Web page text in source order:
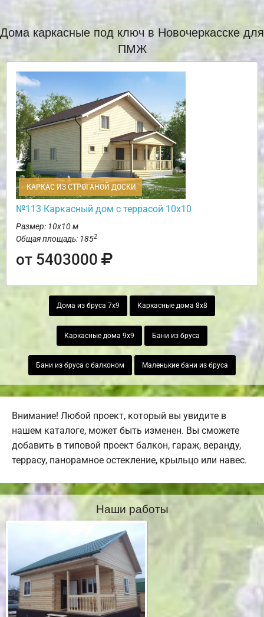
Дома каркасные под ключ в Новочеркасске для
ПМЖ
КАРКАС ИЗ СТРОГАНОЙ ДОСКИ
№113 Каркасный дом с террасой 10х10
Размер: 10х10 м
Общая площадь: 1852
от 5403000
Дома из бруса 7х9 Каркасные дома 8х8
Каркасные дома 9х9 Бани из бруса
Бани из бруса с балконом Маленькие бани из бруса
Внимание! Любой проект, который вы увидите в
нашем каталоге, может быть изменен. Вы сможете
добавить в типовой проект балкон, гараж, веранду,
террасу, панорамное остекление, крыльцо или навес.
Наши работы